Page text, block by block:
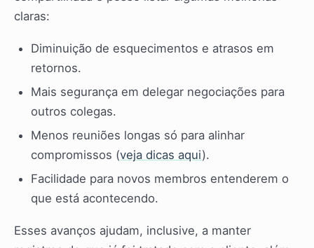
claras:
Diminuição de esquecimentos e atrasos em
retornos.
Mais segurança em delegar negociações para
outros colegas.
Menos reuniões longas só para alinhar
compromissos (veja dicas aqui).
Facilidade para novos membros entenderem o
que está acontecendo.
Esses avanços ajudam, inclusive, a manter